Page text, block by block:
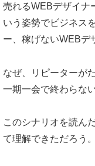
売れるWEBデザイナ
いう姿勢でビジネス
ー、稼げないWEBデ
なぜ、リピーターが
一期一会で終わらな
このシナリオを読ん
て理解できただろう。